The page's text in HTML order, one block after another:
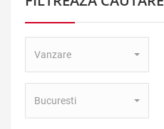
Tranzactie:
Vanzare
Bucuresti